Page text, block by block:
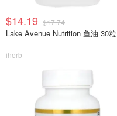
$14.19 $17.74
Lake Avenue Nutrition 鱼油 30粒
iherb